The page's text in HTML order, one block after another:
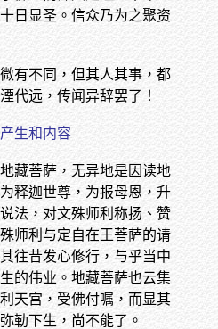
日显圣。信众乃为之聚资
有不同，但其人其事，都
代远，传闻异辞罢了！
生和内容
藏菩萨，无异地是因读地
释迦世尊，为报母恩，升
法，对文殊师利称扬、赞
师利与定自在王菩萨的请
往昔发心修行，与乎当中
的伟业。地藏菩萨也云集
天宫，受佛付嘱，而显其
勒下生，尚不能了。